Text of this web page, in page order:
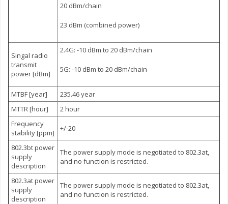
20 dBm/chain
23 dBm (combined power)
Singal radio
transmit
power [dBm]
2.4G: -10 dBm to 20 dBm/chain
5G: -10 dBm to 20 dBm/chain
MTBF [year]
235.46 year
MTTR [hour]
2 hour
Frequency
stability [ppm]
+/-20
802.3bt power
supply
description
The power supply mode is negotiated to 802.3at,
and no function is restricted.
802.3at power
supply
description
The power supply mode is negotiated to 802.3at,
and no function is restricted.